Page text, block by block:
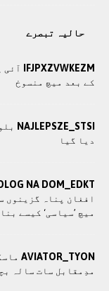
حالیہ تبصرے
IFJPXZVWKEZM آئی
کے بعد میچ منسوخ
NAJLEPSZE_STSI
دیا گیا
NA DOM_EDKT
افغان پناہ گزینوں
میچ ’سیاسی‘ کیسے
AVIATOR_TYON
مدِمقابل سات سالہ